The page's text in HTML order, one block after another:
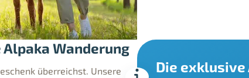
Wanderung
überreichst. Unsere
Die